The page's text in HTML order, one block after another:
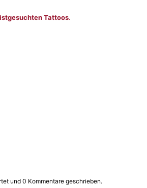
Tattoos.
und 0 Kommentare geschrieben.